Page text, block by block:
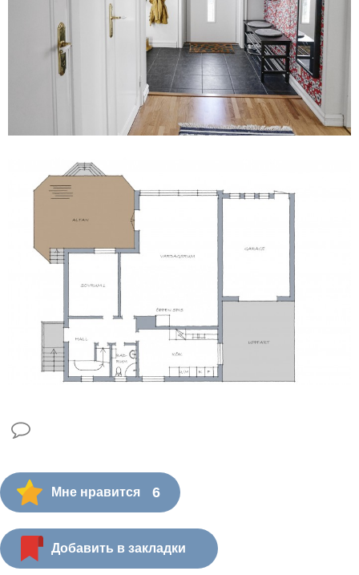
Мне нравится 6
Добавить в закладки